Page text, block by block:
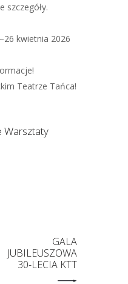
szczegóły.
kwietnia 2026
Teatrze Tańca!
Warsztaty
GALA
JUBILEUSZOWA
30-LECIA KTT